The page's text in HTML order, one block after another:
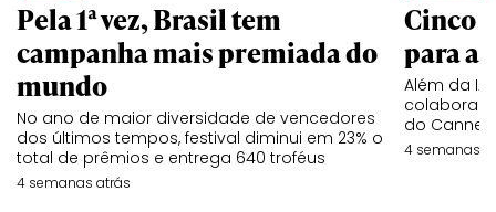
Pela 1ª vez, Brasil tem
campanha mais premiada do
mundo
No ano de maior diversidade de vencedores
dos últimos tempos, festival diminui em 23% o
total de prêmios e entrega 640 troféus
4 semanas atrás
Cinco
para a
Além da
do Cannes
4 semanas